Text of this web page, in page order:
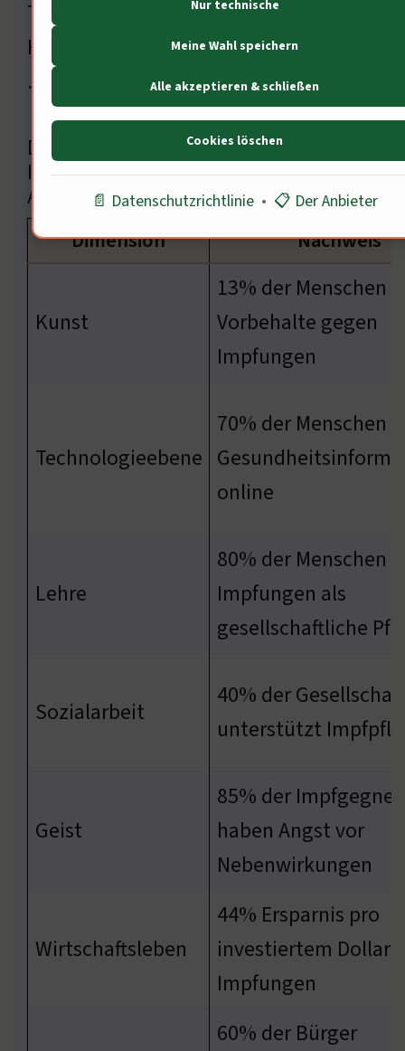
Thema zu sensibilisieren. Musik kann
Herzen öffnen und den Dialog fördern
…
DETAILÜBERSICHT ÜBER
IMPFVERGÜTUNG UND DEREN
AUSWIRKUNGEN
Dimension Nachweis
Kunst
13% der Menschen
Vorbehalte gegen
Impfungen
Technologieebene
70% der Menschen
online
Lehre
80% der Menschen
Impfungen als
gesellschaftliche
Sozialarbeit
40% der Gesellschaft
unterstützt
Geist
85% der Impfgegner
haben Angst vor
Nebenwirkungen
Wirtschaftsleben
44% Ersparnis pro
investiertem Dollar
Impfungen
60% der Bürger
Nur technische
Meine Wahl speichern
Alle akzeptieren & schließen
Cookies löschen
📄 Datenschutzrichtlinie • 📋 Der Anbieter